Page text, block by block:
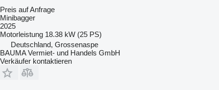
Preis auf Anfrage
Minibagger
2025
Motorleistung 18.38 kW (25 PS)
Deutschland, Grossenaspe
BAUMA Vermiet- und Handels GmbH
Verkäufer kontaktieren